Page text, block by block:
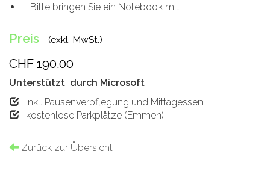
Bitte bringen Sie ein Notebook mit
Preis (exkl. MwSt.)
CHF 190.00
Unterstützt durch Microsoft
inkl. Pausenverpflegung und Mittagessen
kostenlose Parkplätze (Emmen)
Zurück zur Übersicht